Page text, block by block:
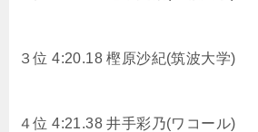
３位 4:20.18 樫原沙紀(筑波大学)
４位 4:21.38 井手彩乃(ワコール)